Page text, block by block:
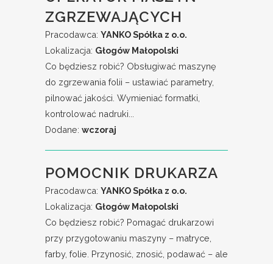
ZGRZEWAJĄCYCH
Pracodawca: YANKO Spółka z o.o.
Lokalizacja: Głogów Małopolski
Co będziesz robić? Obsługiwać maszynę
do zgrzewania folii – ustawiać parametry,
pilnować jakości. Wymieniać formatki,
kontrolować nadruki...
Dodane: wczoraj
POMOCNIK DRUKARZA
Pracodawca: YANKO Spółka z o.o.
Lokalizacja: Głogów Małopolski
Co będziesz robić? Pomagać drukarzowi
przy przygotowaniu maszyny – matryce,
farby, folie. Przynosić, znosić, podawać – ale